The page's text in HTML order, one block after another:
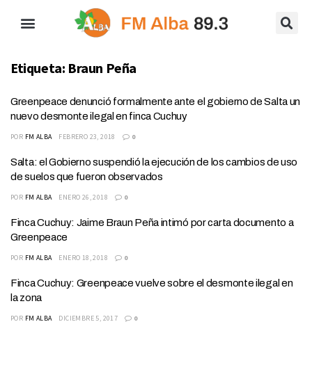
Etiqueta: Braun Peña
Greenpeace denunció formalmente ante el gobierno de Salta un
nuevo desmonte ilegal en finca Cuchuy
POR FM ALBA FEBRERO 23, 2018 0
Salta: el Gobierno suspendió la ejecución de los cambios de uso
de suelos que fueron observados
POR FM ALBA ENERO 26, 2018 0
Finca Cuchuy: Jaime Braun Peña intimó por carta documento a
Greenpeace
POR FM ALBA ENERO 18, 2018 0
Finca Cuchuy: Greenpeace vuelve sobre el desmonte ilegal en
la zona
POR FM ALBA DICIEMBRE 5, 2017 0